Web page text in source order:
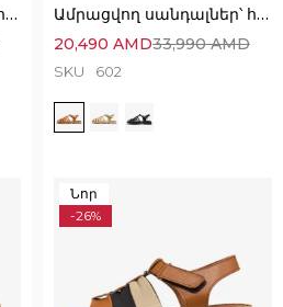
Ամրացվող սանդալներ՝ հիանալի ընտրություն
Ամրացվող սանդալներ՝ հիանալի ընտրություն
33,990AMD
20,490 AMD
SKU 602
Նոր
-26%